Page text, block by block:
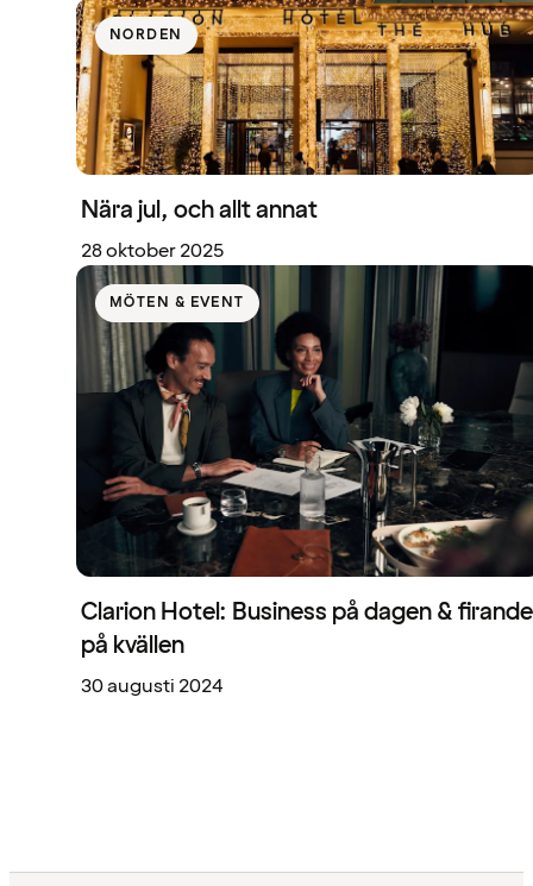
NORDEN
Nära jul, och allt annat
28 oktober 2025
MÖTEN & EVENT
Clarion Hotel: Business på dagen & firande
på kvällen
30 augusti 2024